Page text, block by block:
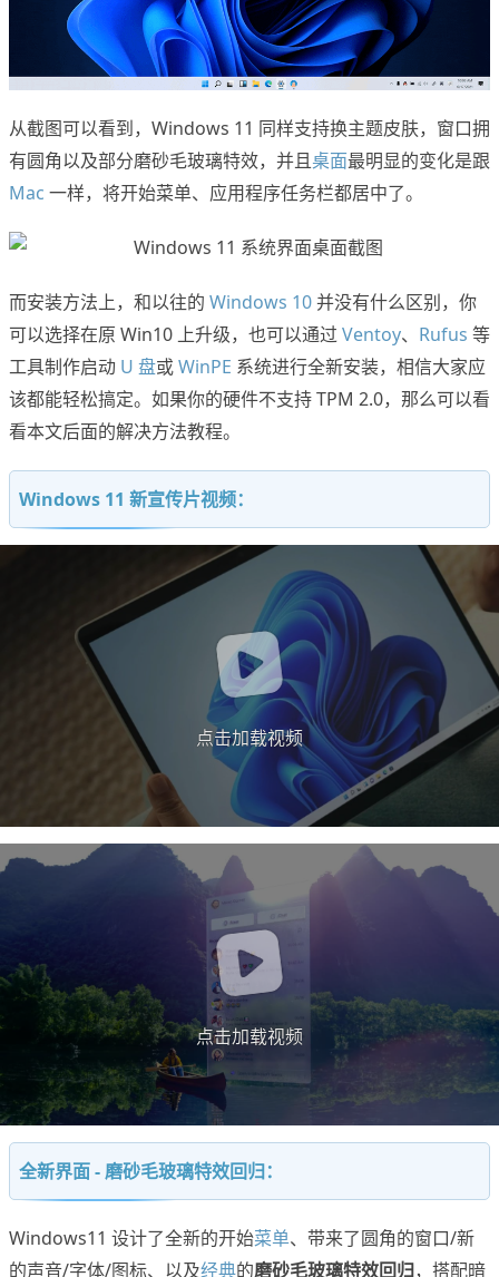
从截图可以看到，Windows 11 同样支持换主题皮肤，窗口拥
有圆角以及部分磨砂毛玻璃特效，并且桌面最明显的变化是跟
Mac 一样，将开始菜单、应用程序任务栏都居中了。
而安装方法上，和以往的 Windows 10并没有什么区别，你
可以选择在原 Win10 上升级，也可以通过 Ventoy、 Rufus 等
工具制作启动 U 盘或WinPE 系统进行全新安装，相信大家应
该都能轻松搞定。如果你的硬件不支持 TPM 2.0，那么可以看
看本文后面的解决方法教程。
Windows 11 新宣传片视频：
点击加载视频
点击加载视频
全新界面 - 磨砂毛玻璃特效回归：
Windows11 设计了全新的开始菜单、带来了圆角的窗口/新
的声音/字体/图标、以及经典的磨砂毛玻璃特效回归，搭配暗